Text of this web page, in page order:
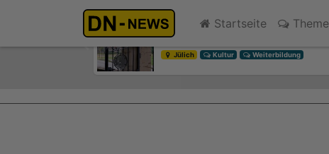
Startseite
Diskussionen um Villa Buth:
Jülich
Kultur Weiterbildung
Previous